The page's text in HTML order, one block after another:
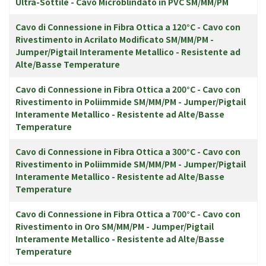
Cavo di Connessione in Fibra Ottica a 120°C - Cavo con
Rivestimento in Acrilato Modificato SM/MM/PM -
Jumper/Pigtail Interamente Metallico - Resistente ad
Alte/Basse Temperature
Cavo di Connessione in Fibra Ottica a 200°C - Cavo con
Rivestimento in Poliimmide SM/MM/PM - Jumper/Pigtail
Interamente Metallico - Resistente ad Alte/Basse
Temperature
Cavo di Connessione in Fibra Ottica a 300°C - Cavo con
Rivestimento in Poliimmide SM/MM/PM - Jumper/Pigtail
Interamente Metallico - Resistente ad Alte/Basse
Temperature
Cavo di Connessione in Fibra Ottica a 700°C - Cavo con
Rivestimento in Oro SM/MM/PM - Jumper/Pigtail
Interamente Metallico - Resistente ad Alte/Basse
Temperature